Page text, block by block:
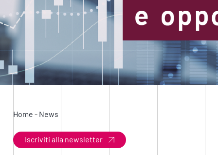
Home - News
Iscriviti alla newsletter